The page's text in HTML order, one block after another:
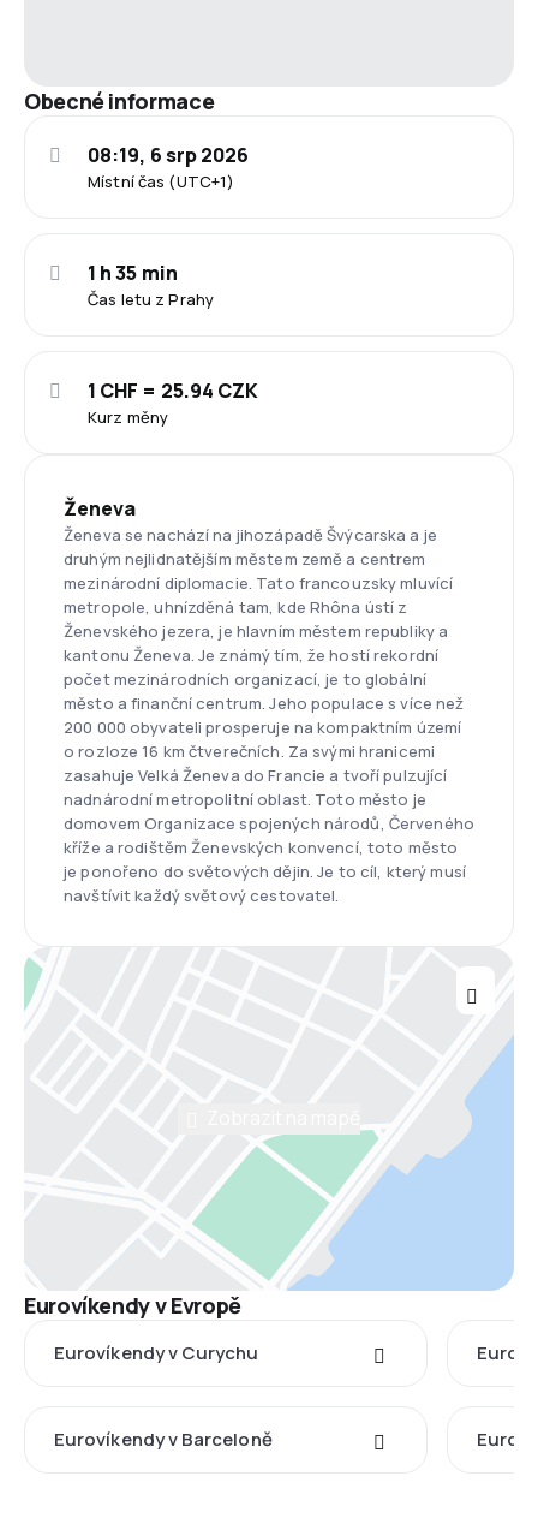
Obecné informace
Místní čas (UTC+1)
08:19, 6 srp 2026
Čas letu z Prahy
1 h 35 min
Kurz měny
1 CHF = 25.94 CZK
Ženeva
Ženeva se nachází na jihozápadě Švýcarska a je
druhým nejlidnatějším městem země a centrem
mezinárodní diplomacie. Tato francouzsky mluvící
metropole, uhnízděná tam, kde Rhôna ústí z
Ženevského jezera, je hlavním městem republiky a
kantonu Ženeva. Je známý tím, že hostí rekordní
počet mezinárodních organizací, je to globální
město a finanční centrum. Jeho populace s více než
200 000 obyvateli prosperuje na kompaktním území
o rozloze 16 km čtverečních. Za svými hranicemi
zasahuje Velká Ženeva do Francie a tvoří pulzující
nadnárodní metropolitní oblast. Toto město je
domovem Organizace spojených národů, Červeného
kříže a rodištěm Ženevských konvencí, toto město
je ponořeno do světových dějin. Je to cíl, který musí
navštívit každý světový cestovatel.
Eurovíkendy v Evropě
Eurovíkendy v Curychu
Eurovíkendy v Barceloně